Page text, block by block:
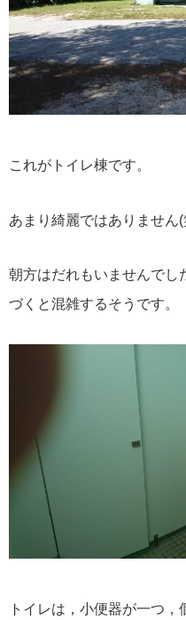
これがトイレ棟です。
あまり綺麗ではありません(
朝方はだれもいませんでし
づくと混雑するそうです。
トイレは，小便器が一つ，